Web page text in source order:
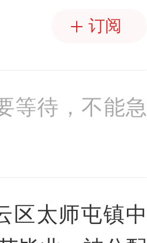
订阅
等待，不能急
区太师屯镇中